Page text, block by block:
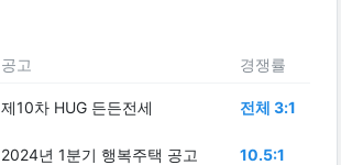
공고 경쟁률
제10차 HUG 든든전세 전체 3:1
2024년 1분기 행복주택 공고 10.5:1